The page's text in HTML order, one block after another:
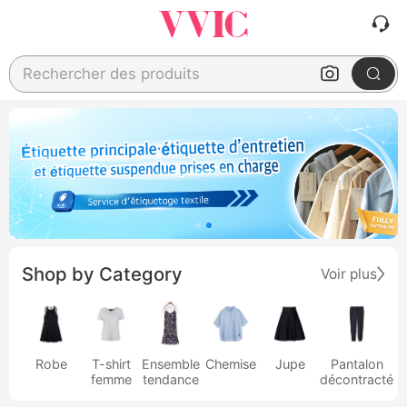
Rechercher des produits
Shop by Category Voir plus
Robe
T-shirt
femme
Ensemble
tendance
Chemise Jupe
Pantalon
décontracté